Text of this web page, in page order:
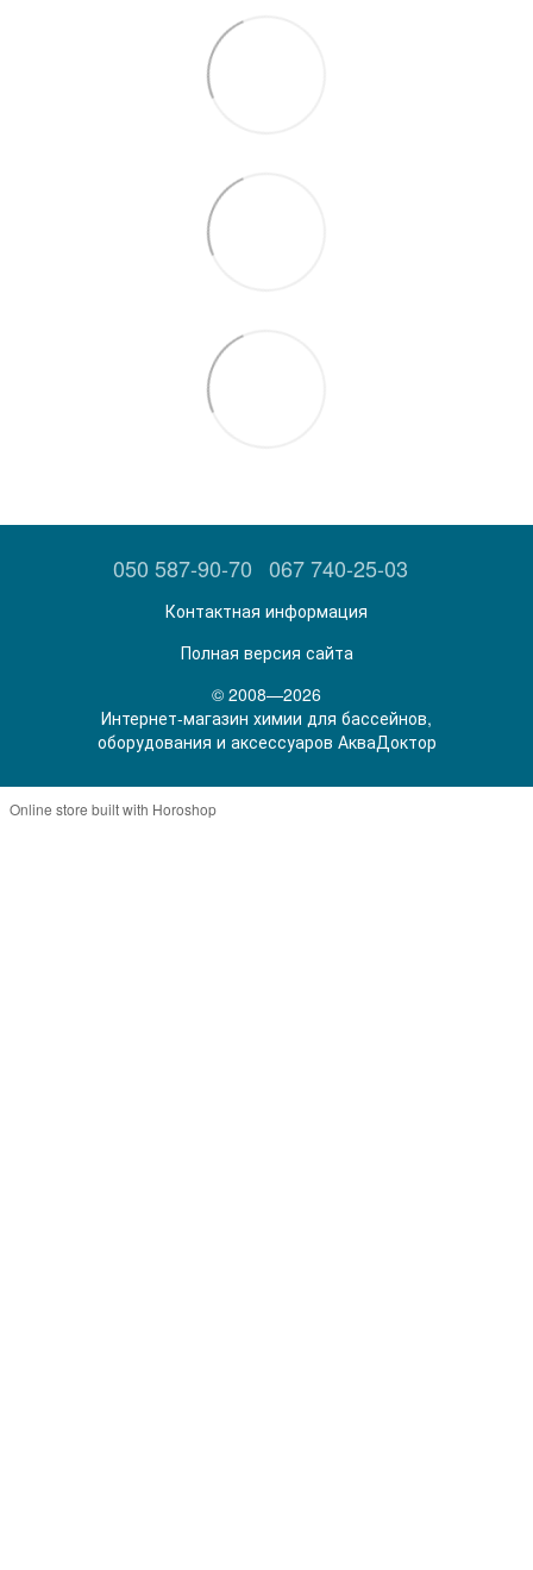
050 587-90-70 067 740-25-03
Контактная информация
Полная версия сайта
© 2008—2026
Интернет-магазин химии для бассейнов,
оборудования и аксессуаров АкваДоктор
Online store built with Horoshop